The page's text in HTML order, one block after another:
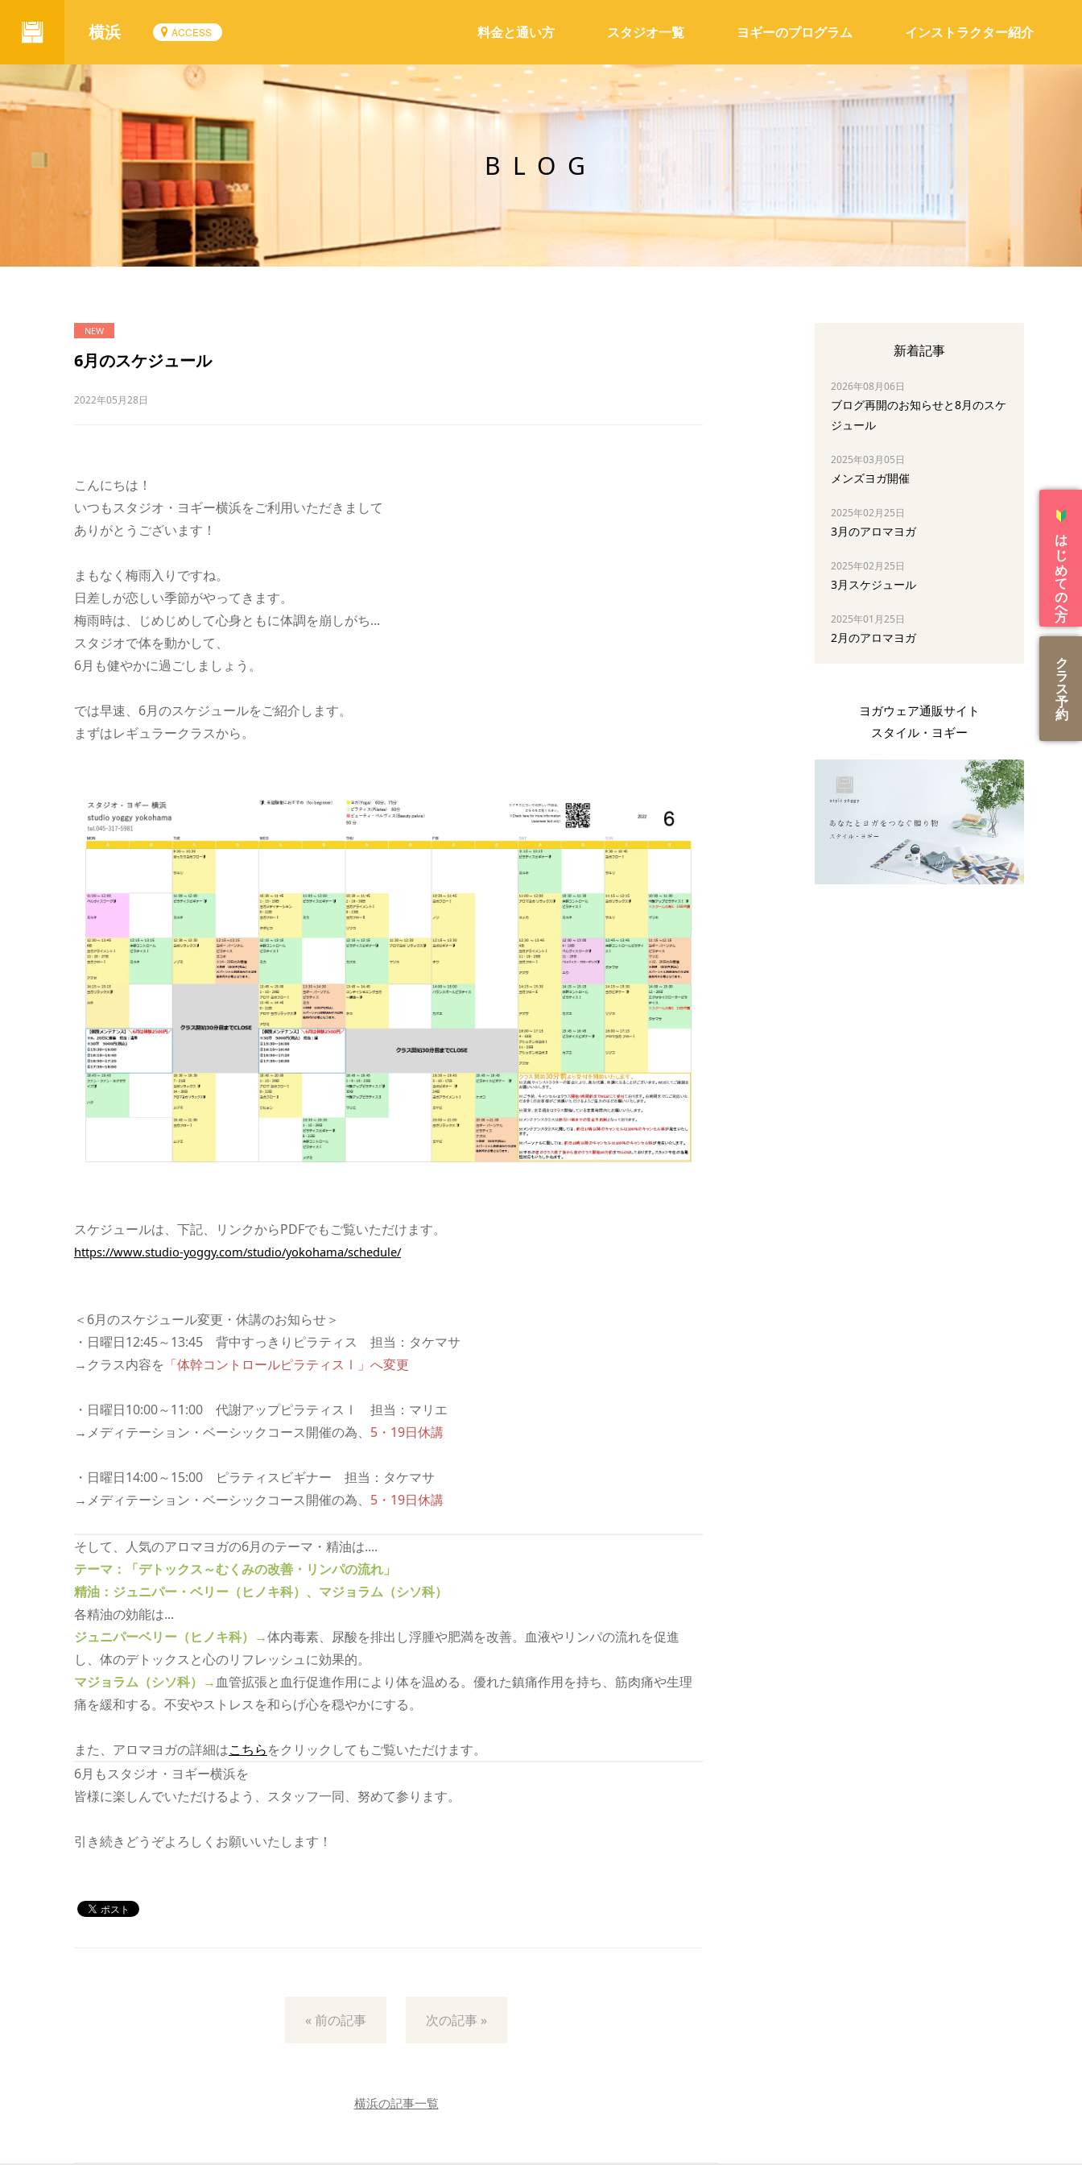
横浜 ACCESS 料金と通い方 スタジオ一覧 ヨギーのプログラム インストラクター紹介
BLOG
6月のスケジュール
2022年05月28日
こんにちは！
いつもスタジオ・ヨギー横浜をご利用いただきまして
ありがとうございます！
まもなく梅雨入りですね。
日差しが恋しい季節がやってきます。
梅雨時は、じめじめして心身ともに体調を崩しがち...
スタジオで体を動かして、
6月も健やかに過ごしましょう。
では早速、6月のスケジュールをご紹介します。
まずはレギュラークラスから。
スケジュールは、下記、リンクからPDFでもご覧いただけます。
https://www.studio-yoggy.com/studio/yokohama/schedule/
＜6月のスケジュール変更・休講のお知らせ＞
・日曜日12:45～13:45 背中すっきりピラティス 担当：タケマサ
→クラス内容を 「体幹コントロールピラティスⅠ」へ変更
・日曜日10:00～11:00 代謝アップピラティスⅠ 担当：マリエ
→メディテーション・ベーシックコース開催の為、 5・19日休講
・日曜日14:00～15:00 ピラティスビギナー 担当：タケマサ
→メディテーション・ベーシックコース開催の為、 5・19日休講
そして、人気のアロマヨガの6月のテーマ・精油は....
テーマ：「デトックス～むくみの改善・リンパの流れ」
精油：ジュニパー・ベリー（ヒノキ科）、マジョラム（シソ科）
各精油の効能は...
ジュニパーベリー（ヒノキ科）→体内毒素、尿酸を排出し浮腫や肥満を改善。血液やリンパの流れを促進
し、体のデトックスと心のリフレッシュに効果的。
マジョラム（シソ科）→ 血管拡張と血行促進作用により体を温める。優れた鎮痛作用を持ち、筋肉痛や生理
痛を緩和する。不安やストレスを和らげ心を穏やかにする。
また、アロマヨガの詳細はこちらをクリックしてもご覧いただけます。
6月もスタジオ・ヨギー横浜を
皆様に楽しんでいただけるよう、スタッフ一同、努めて参ります。
引き続きどうぞよろしくお願いいたします！
« 前の記事 次の記事 »
横浜の記事一覧
新着記事
2026年08月06日
ブログ再開のお知らせと8月のスケ
ジュール
2025年03月05日
メンズヨガ開催
2025年02月25日
3月のアロマヨガ
2025年02月25日
3月スケジュール
2025年01月25日
2月のアロマヨガ
ヨガウェア通販サイト
スタイル・ヨギー
はじめての方へ
ク
ラ
ス
予
約